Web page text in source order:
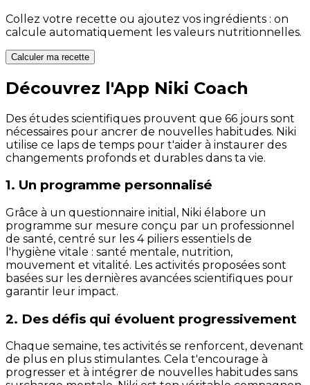
Collez votre recette ou ajoutez vos ingrédients : on
calcule automatiquement les valeurs nutritionnelles.
Calculer ma recette
Découvrez l'App Niki Coach
Des études scientifiques prouvent que 66 jours sont
nécessaires pour ancrer de nouvelles habitudes. Niki
utilise ce laps de temps pour t'aider à instaurer des
changements profonds et durables dans ta vie.
1. Un programme personnalisé
Grâce à un questionnaire initial, Niki élabore un
programme sur mesure conçu par un professionnel
de santé, centré sur les 4 piliers essentiels de
l'hygiène vitale : santé mentale, nutrition,
mouvement et vitalité. Les activités proposées sont
basées sur les dernières avancées scientifiques pour
garantir leur impact.
2. Des défis qui évoluent progressivement
Chaque semaine, tes activités se renforcent, devenant
de plus en plus stimulantes. Cela t'encourage à
progresser et à intégrer de nouvelles habitudes sans